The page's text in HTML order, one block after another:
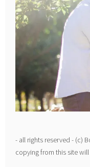
- all rights reserved - (c)
copying from this site